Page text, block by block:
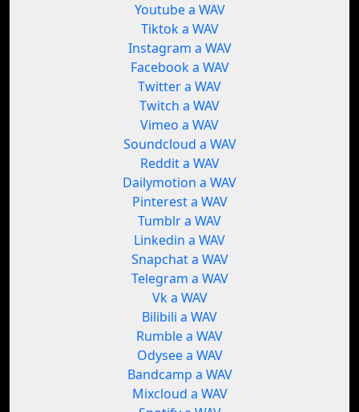
Youtube a WAV
Tiktok a WAV
Instagram a WAV
Facebook a WAV
Twitter a WAV
Twitch a WAV
Vimeo a WAV
Soundcloud a WAV
Reddit a WAV
Dailymotion a WAV
Pinterest a WAV
Tumblr a WAV
Linkedin a WAV
Snapchat a WAV
Telegram a WAV
Vk a WAV
Bilibili a WAV
Rumble a WAV
Odysee a WAV
Bandcamp a WAV
Mixcloud a WAV